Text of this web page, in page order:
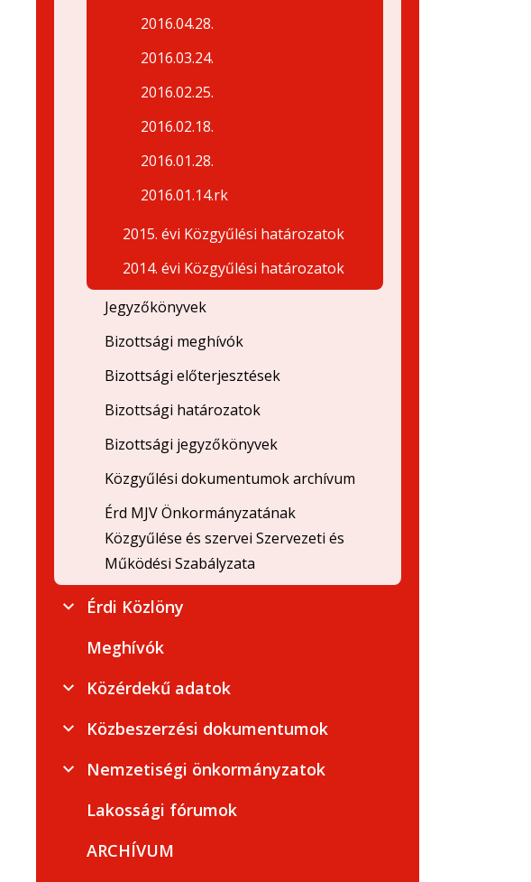
2016.04.28.
2016.03.24.
2016.02.25.
2016.02.18.
2016.01.28.
2016.01.14.rk
2015. évi Közgyűlési határozatok
2014. évi Közgyűlési határozatok
Jegyzőkönyvek
Bizottsági meghívók
Bizottsági előterjesztések
Bizottsági határozatok
Bizottsági jegyzőkönyvek
Közgyűlési dokumentumok archívum
Érd MJV Önkormányzatának
Közgyűlése és szervei Szervezeti és
Működési Szabályzata
Érdi Közlöny
Meghívók
Közérdekű adatok
Közbeszerzési dokumentumok
Nemzetiségi önkormányzatok
Lakossági fórumok
ARCHÍVUM